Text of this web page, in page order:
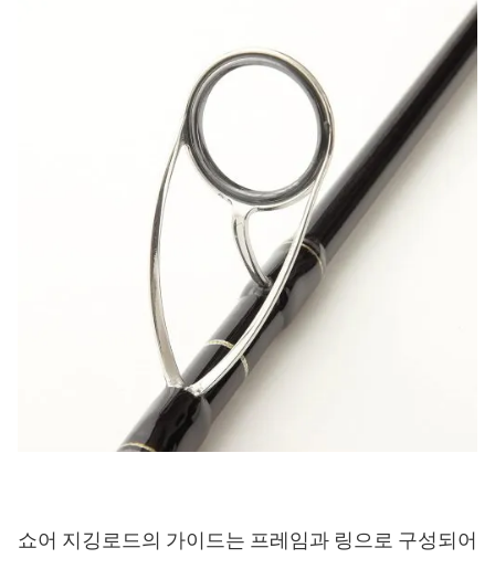
쇼어 지깅로드의 가이드는 프레임과 링으로 구성되어